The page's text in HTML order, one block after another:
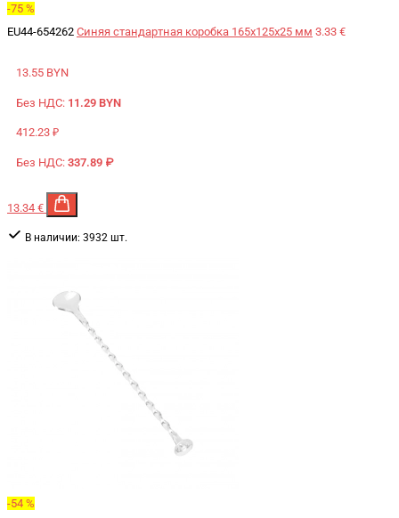
-75 %
EU44-654262 Синяя стандартная коробка 165x125x25 мм 3.33 €
13.55 BYN
Без НДС: 11.29 BYN
412.23 ₽
Без НДС: 337.89 ₽
13.34 €
В наличии: 3932 шт.
-54 %